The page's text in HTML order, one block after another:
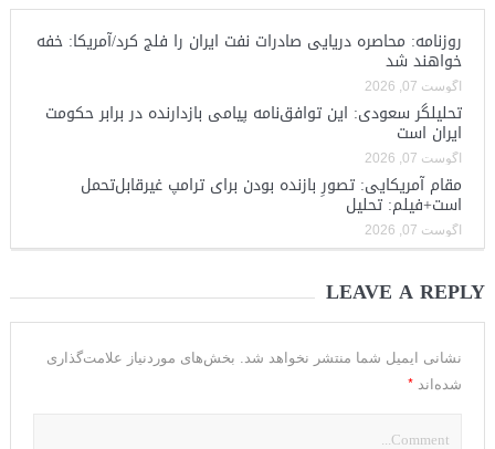
روزنامه: محاصره دریایی صادرات نفت ایران را فلج کرد/آمریکا: خفه
خواهند شد
آگوست 07, 2026
تحلیلگر سعودی: این توافق‌نامه پیامی بازدارنده در برابر حکومت
ایران است
آگوست 07, 2026
مقام آمریکایی: تصورِ بازنده بودن برای ترامپ غیرقابل‌تحمل
است+فیلم: تحلیل
آگوست 07, 2026
LEAVE A REPLY
نشانی ایمیل شما منتشر نخواهد شد. بخش‌های موردنیاز علامت‌گذاری
شده‌اند *